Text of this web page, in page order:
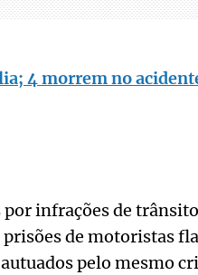
4 morrem no
infrações de
de motoristas
pelo mesmo